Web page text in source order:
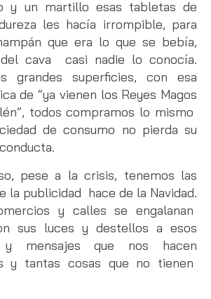
y un martillo esas tabletas de
les hacía irrompible, para
que era lo que se bebía,
cava casi nadie lo conocía.
superficies, con esa
de “ya vienen los Reyes Magos
todos compramos lo mismo
de consumo no pierda su
a la crisis, tenemos las
la publicidad hace de la Navidad.
y calles se engalanan
sus luces y destellos a esos
y mensajes que nos hacen
y tantas cosas que no tienen